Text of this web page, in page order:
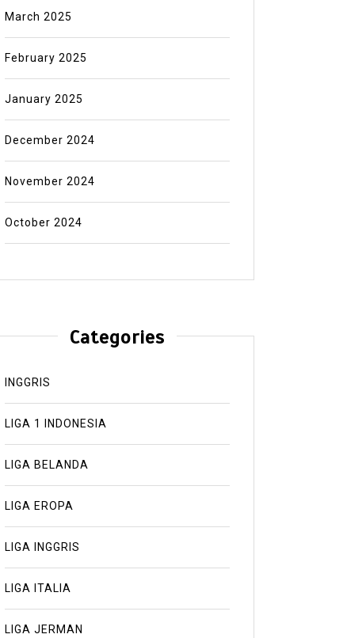
March 2025
February 2025
January 2025
December 2024
November 2024
October 2024
Categories
INGGRIS
LIGA 1 INDONESIA
LIGA BELANDA
LIGA EROPA
LIGA INGGRIS
LIGA ITALIA
LIGA JERMAN